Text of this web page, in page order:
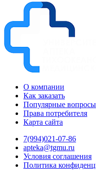
О компании
Как заказать
Популярные вопросы
Права потребителя
Карта сайта
7(994)021-07-86
apteka@tgmu.ru
Условия соглашения
Политика